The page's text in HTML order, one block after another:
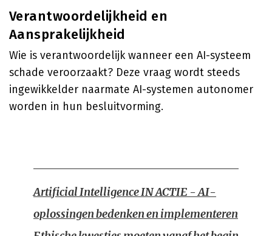
Verantwoordelijkheid en
Aansprakelijkheid
Wie is verantwoordelijk wanneer een AI-systeem
schade veroorzaakt? Deze vraag wordt steeds
ingewikkelder naarmate AI-systemen autonomer
worden in hun besluitvorming.
Artificial Intelligence IN ACTIE - AI-
oplossingen bedenken en implementeren